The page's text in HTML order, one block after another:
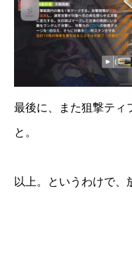
最後に、また狙撃ティ
と。
以上。というわけで、